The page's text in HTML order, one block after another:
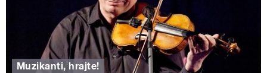
Muzikanti, hrajte!